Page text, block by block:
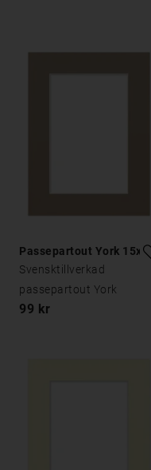
Passepartout York
Svensktillverkad
passepartout York
99 kr